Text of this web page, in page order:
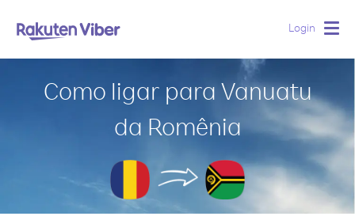
Login
Como ligar para Vanuatu
da Romênia